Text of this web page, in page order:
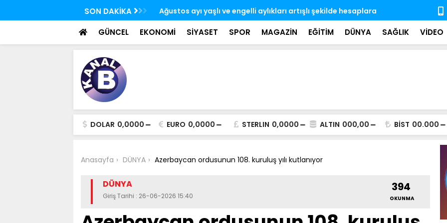
SON DAKİKA
Kudüs konulu bakanlar toplantısı
Ağustos ayı yaşlı ve engelli aylıkları artışlı şekilde hesaplara
yatırılmaya başlandı
GÜNCEL EKONOMİ SİYASET SPOR MAGAZİN EĞİTİM DÜNYA SAĞLIK VİDEO
DOLAR 0,0000 EURO 0,0000 STERLIN 0,0000 ALTIN 000,00 BİST 00.000
Anasayfa DÜNYA Azerbaycan ordusunun 108. kuruluş yılı kutlanıyor
DÜNYA
Giriş Tarihi : 26-06-2026 15:40
394
OKUNMA